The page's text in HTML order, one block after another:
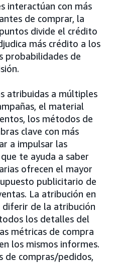
interactúan con más
de comprar, la
divide el crédito
más crédito a los
probabilidades de
atribuidas a múltiples
el material
los métodos de
clave con más
a impulsar las
te ayuda a saber
ofrecen el mayor
publicitario de
La atribución en
de la atribución
los detalles del
métricas de compra
los mismos informes.
de compras/pedidos,